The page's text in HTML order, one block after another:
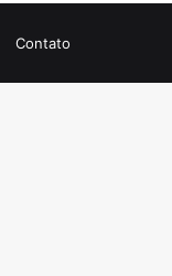
Contato